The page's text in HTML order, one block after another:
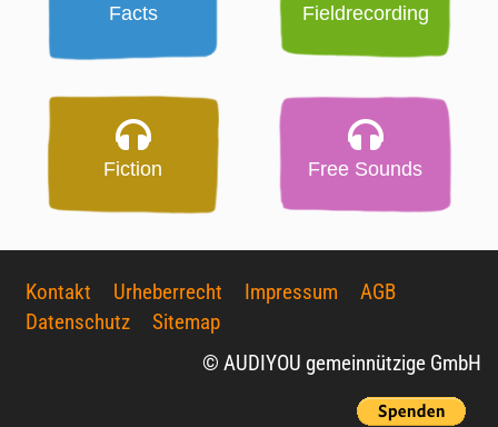
Facts Fieldrecording
Fiction Free Sounds
Kontakt Urheberrecht Impressum
AGB
Datenschutz
Sitemap
© AUDIYOU gemeinnützige GmbH